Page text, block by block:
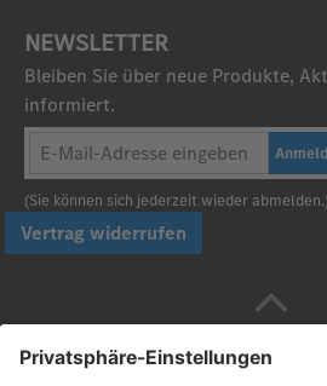
NEWSLETTER
Bleiben Sie über neue Produkte,
informiert.
(Sie können sich jederzeit wieder
Vertrag widerrufen